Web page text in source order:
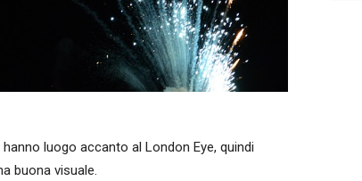
luogo accanto al London Eye, quindi
buona visuale.